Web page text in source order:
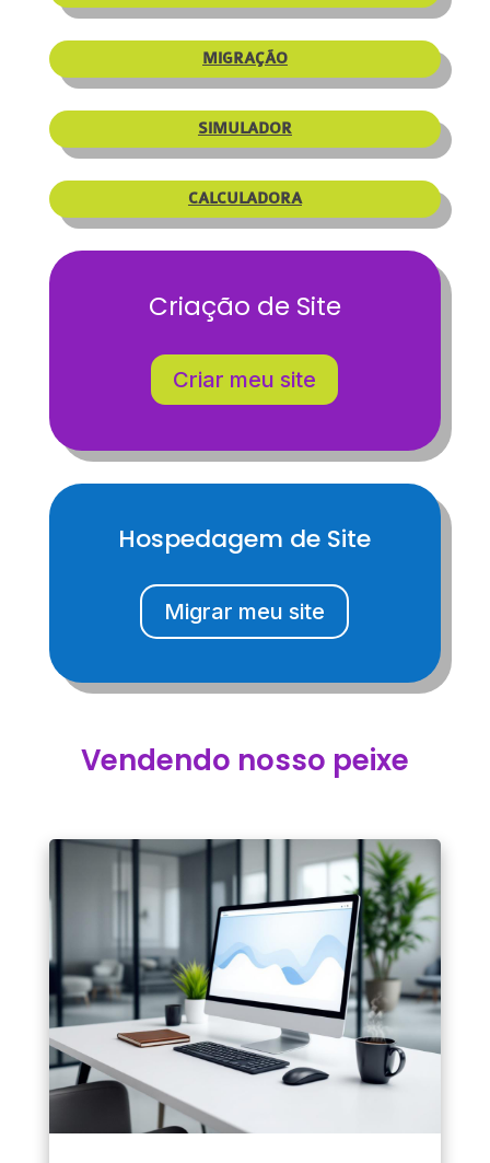
MIGRAÇÃO
SIMULADOR
CALCULADORA
Criação de Site
Criar meu site
Hospedagem de Site
Migrar meu site
Vendendo nosso peixe